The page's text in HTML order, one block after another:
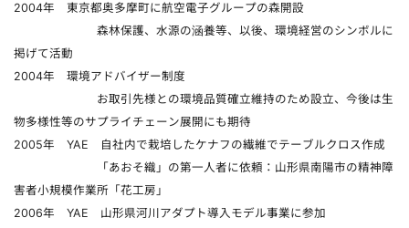
2004年 東京都奥多摩町に航空電子グループの森開設
森林保護、水源の涵養等、以後、環境経営のシンボルに
掲げて活動
2004年 環境アドバイザー制度
お取引先様との環境品質確立維持のため設立、今後は生
物多様性等のサプライチェーン展開にも期待
2005年 YAE 自社内で栽培したケナフの繊維でテーブルクロス作成
「あおそ織」の第一人者に依頼：山形県南陽市の精神障
害者小規模作業所「花工房」
2006年 YAE 山形県河川アダプト導入モデル事業に参加